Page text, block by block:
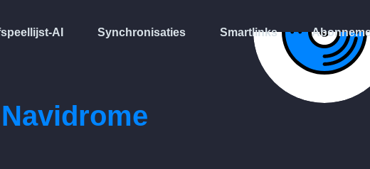
AI Synchronisaties Smartlinks
Navidrome